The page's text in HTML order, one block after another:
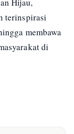
Hijau,
terinspirasi
membawa
di